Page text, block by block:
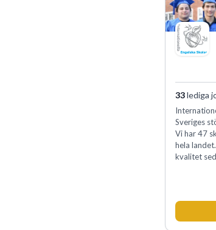
internt.
33lediga
Sveriges
Vi har 47
hela
kvalitet